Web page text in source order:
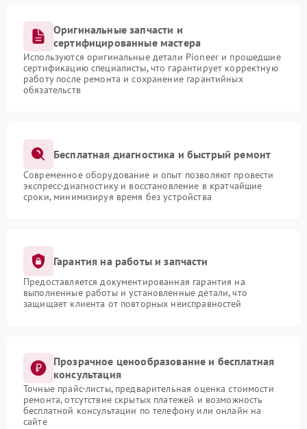
Оригинальные запчасти и
сертифицированные мастера
Используются оригинальные детали Pioneer и прошедшие
сертификацию специалисты, что гарантирует корректную
работу после ремонта и сохранение гарантийных
обязательств
Бесплатная диагностика и быстрый ремонт
Современное оборудование и опыт позволяют провести
экспресс-диагностику и восстановление в кратчайшие
сроки, минимизируя время без устройства
Гарантия на работы и запчасти
Предоставляется документированная гарантия на
выполненные работы и установленные детали, что
защищает клиента от повторных неисправностей
Прозрачное ценообразование и бесплатная
консультация
Точные прайс-листы, предварительная оценка стоимости
ремонта, отсутствие скрытых платежей и возможность
бесплатной консультации по телефону или онлайн на
сайте